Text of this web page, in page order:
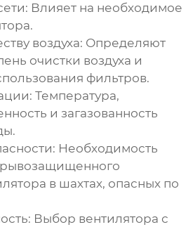
Влияет на необходимое
воздуха: Определяют
очистки воздуха и
фильтров.
Температура,
и загазованность
Необходимость
в шахтах, опасных по
Выбор вентилятора с